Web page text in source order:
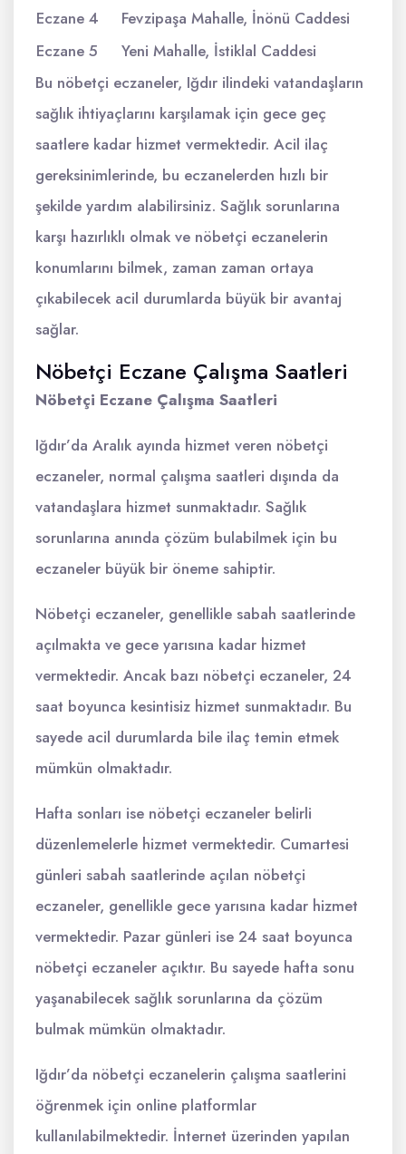
Eczane 4
Fevzipaşa Mahalle, İnönü Caddesi
Eczane 5
Yeni Mahalle, İstiklal Caddesi
Bu nöbetçi eczaneler, Iğdır ilindeki vatandaşların
sağlık ihtiyaçlarını karşılamak için gece geç
saatlere kadar hizmet vermektedir. Acil ilaç
gereksinimlerinde, bu eczanelerden hızlı bir
şekilde yardım alabilirsiniz. Sağlık sorunlarına
karşı hazırlıklı olmak ve nöbetçi eczanelerin
konumlarını bilmek, zaman zaman ortaya
çıkabilecek acil durumlarda büyük bir avantaj
sağlar.
Nöbetçi Eczane Çalışma Saatleri
Nöbetçi Eczane Çalışma Saatleri
Iğdır’da Aralık ayında hizmet veren nöbetçi
eczaneler, normal çalışma saatleri dışında da
vatandaşlara hizmet sunmaktadır. Sağlık
sorunlarına anında çözüm bulabilmek için bu
eczaneler büyük bir öneme sahiptir.
Nöbetçi eczaneler, genellikle sabah saatlerinde
açılmakta ve gece yarısına kadar hizmet
vermektedir. Ancak bazı nöbetçi eczaneler, 24
saat boyunca kesintisiz hizmet sunmaktadır. Bu
sayede acil durumlarda bile ilaç temin etmek
mümkün olmaktadır.
Hafta sonları ise nöbetçi eczaneler belirli
düzenlemelerle hizmet vermektedir. Cumartesi
günleri sabah saatlerinde açılan nöbetçi
eczaneler, genellikle gece yarısına kadar hizmet
vermektedir. Pazar günleri ise 24 saat boyunca
nöbetçi eczaneler açıktır. Bu sayede hafta sonu
yaşanabilecek sağlık sorunlarına da çözüm
bulmak mümkün olmaktadır.
Iğdır’da nöbetçi eczanelerin çalışma saatlerini
öğrenmek için online platformlar
kullanılabilmektedir. İnternet üzerinden yapılan